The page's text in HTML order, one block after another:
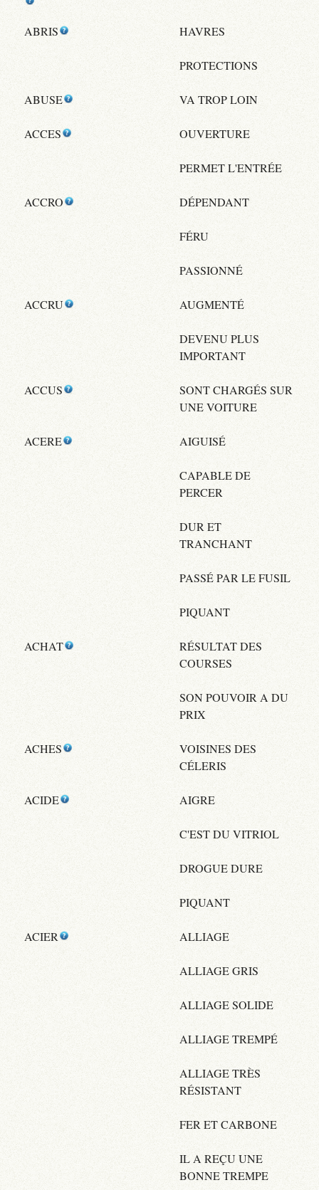
ABRIS HAVRES
PROTECTIONS
ABUSE VA TROP LOIN
ACCES OUVERTURE
PERMET L'ENTRÉE
ACCRO DÉPENDANT
FÉRU
PASSIONNÉ
ACCRU AUGMENTÉ
DEVENU PLUS
IMPORTANT
ACCUS
SONT CHARGÉS SUR
UNE VOITURE
ACERE AIGUISÉ
CAPABLE DE
PERCER
DUR ET
TRANCHANT
PASSÉ PAR LE FUSIL
PIQUANT
ACHAT
RÉSULTAT DES
COURSES
SON POUVOIR A DU
PRIX
ACHES
VOISINES DES
CÉLERIS
ACIDE AIGRE
C'EST DU VITRIOL
DROGUE DURE
PIQUANT
ACIER ALLIAGE
ALLIAGE GRIS
ALLIAGE SOLIDE
ALLIAGE TREMPÉ
ALLIAGE TRÈS
RÉSISTANT
FER ET CARBONE
IL A REÇU UNE
BONNE TREMPE